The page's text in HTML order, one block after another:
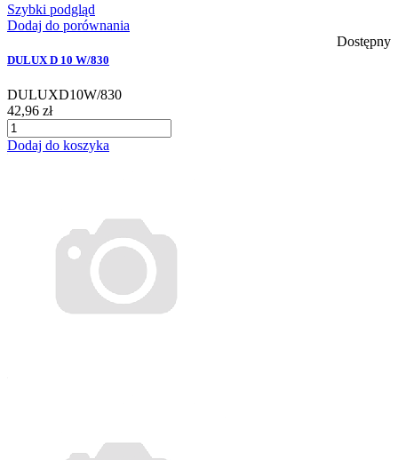
Szybki podgląd
Dodaj do porównania
Dostępny
DULUX D 10 W/830
DULUXD10W/830
42,96 zł
Dodaj do koszyka